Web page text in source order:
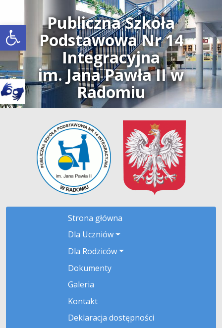
Open toolbar
Publiczna Szkoła
Podstawowa Nr 14
Integracyjna
im. Jana Pawła II w
Radomiu
Strona główna
Dla Uczniów
Dla Rodziców
Dokumenty
Galeria
Kontakt
Deklaracja dostępności